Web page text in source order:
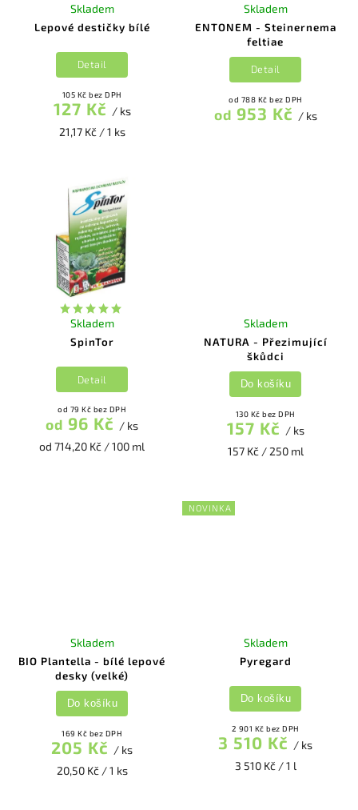
Lepové destičky bílé
Skladem
105 Kč bez DPH
127 Kč / ks
21,17 Kč / 1 ks
Detail
ENTONEM - Steinernema
feltiae
Skladem
od 788 Kč bez DPH
od 953 Kč / ks
Detail
SpinTor
Skladem
od 79 Kč bez DPH
od 96 Kč / ks
od 714,20 Kč / 100 ml
Detail
NATURA - Přezimující
škůdci
Skladem
130 Kč bez DPH
157 Kč / ks
157 Kč / 250 ml
Do košíku
BIO Plantella - bílé lepové
desky (velké)
Skladem
169 Kč bez DPH
205 Kč / ks
20,50 Kč / 1 ks
Do košíku
NOVINKA
Pyregard
Skladem
2 901 Kč bez DPH
3 510 Kč / ks
3 510 Kč / 1 l
Do košíku